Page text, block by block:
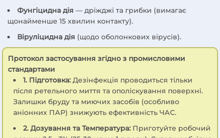
Фунгіцидна дія — дріжджі та грибки (вимагає
щонайменше 15 хвилин контакту).
Віруліцидна дія (щодо оболонкових вірусів).
Протокол застосування згідно з промисловими
стандартами
1. Підготовка:Дезінфекція проводиться тільки
після ретельного миття та ополіскування поверхні.
Залишки бруду та миючих засобів (особливо
аніонних ПАР) знижують ефективність ЧАС.
2. Дозування та Температура:Приготуйте робочий